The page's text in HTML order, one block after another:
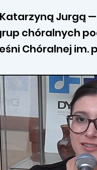
Jurgą
chóralnych
Chóralnej im.